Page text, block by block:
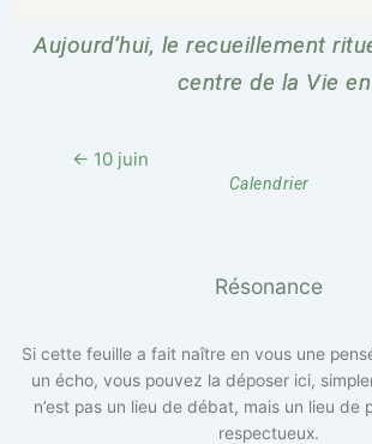
Aujourd’hui, le recueillement
centre de la Vie
← 10 juin
Calendrier
Résonance
Si cette feuille a fait naître en vous une
un écho, vous pouvez la déposer ici,
n’est pas un lieu de débat, mais un lieu de
respectueux.